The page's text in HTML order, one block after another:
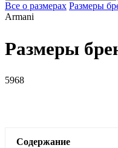
Все о размерах Размеры
Armani
Размеры
5968
Содержание